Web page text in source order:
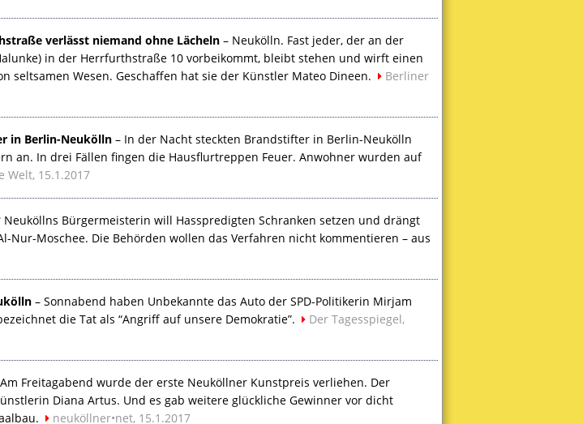
verlässt niemand ohne Lächeln– Neukölln. Fast jeder, der an der
in der Herrfurthstraße 10 vorbeikommt, bleibt stehen und wirft einen
seltsamen Wesen. Geschaffen hat sie der Künstler Mateo Dineen.
Berliner
in Berlin-Neukölln– In der Nacht steckten Brandstifter in Berlin-Neukölln
an. In drei Fällen fingen die Hausflurtreppen Feuer. Anwohner wurden auf
Welt, 15.1.2017
Neuköllns Bürgermeisterin will Hasspredigten Schranken setzen und drängt
Nur-Moschee. Die Behörden wollen das Verfahren nicht kommentieren – aus
– Sonnabend haben Unbekannte das Auto der SPD-Politikerin Mirjam
die Tat als “Angriff auf unsere Demokratie”.
Der Tagesspiegel,
Freitagabend wurde der erste Neuköllner Kunstpreis verliehen. Der
Diana Artus. Und es gab weitere glückliche Gewinner vor dicht
neuköllner•net, 15.1.2017